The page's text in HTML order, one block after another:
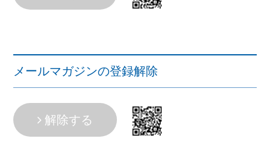
メールマガジンの登録解除
解除する